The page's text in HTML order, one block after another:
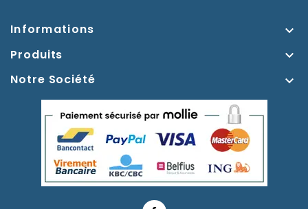
Informations 
Produits 
Notre Société 